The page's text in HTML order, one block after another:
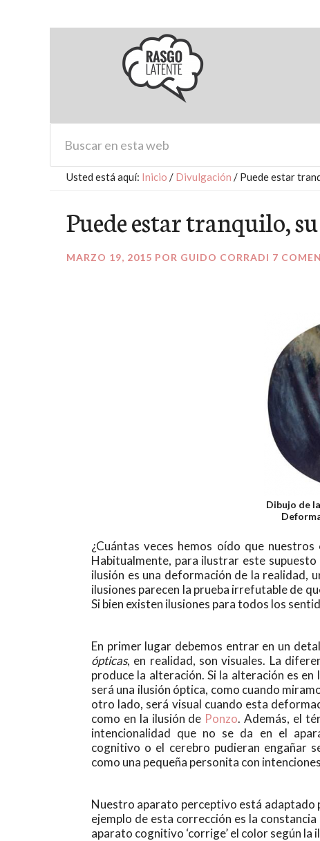
Usted está aquí: Inicio / Divulgación / Puede estar
Puede estar tranquilo,
MARZO 19, 2015 POR GUIDO CORRADI 7
Dibujo de
¿Cuántas veces hemos oído que
Habitualmente, para ilustrar este
ilusión es una deformación de la realidad,
ilusiones parecen la prueba irrefutable de
Si bien existen ilusiones para todos los
En primer lugar debemos entrar en un
ópticas, en realidad, son visuales. La
produce la alteración. Si la alteración es en
será una ilusión óptica, como cuando
otro lado, será visual cuando esta
como en la ilusión de Ponzo. Además, el
intencionalidad que no se da en el
cognitivo o el cerebro pudieran engañar
como una pequeña personita con
Nuestro aparato perceptivo está adaptado
ejemplo de esta corrección es la
aparato cognitivo ‘corrige’ el color según la